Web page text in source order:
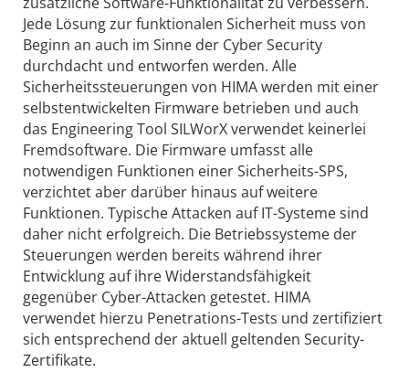
Jede Lösung zur funktionalen Sicherheit muss von
Beginn an auch im Sinne der Cyber Security
durchdacht und entworfen werden. Alle
Sicherheitssteuerungen von HIMA werden mit einer
selbstentwickelten Firmware betrieben und auch
das Engineering Tool SILWorX verwendet keinerlei
Fremdsoftware. Die Firmware umfasst alle
notwendigen Funktionen einer Sicherheits-SPS,
verzichtet aber darüber hinaus auf weitere
Funktionen. Typische Attacken auf IT-Systeme sind
daher nicht erfolgreich. Die Betriebssysteme der
Steuerungen werden bereits während ihrer
Entwicklung auf ihre Widerstandsfähigkeit
gegenüber Cyber-Attacken getestet. HIMA
verwendet hierzu Penetrations-Tests und zertifiziert
sich entsprechend der aktuell geltenden Security-
Zertifikate.